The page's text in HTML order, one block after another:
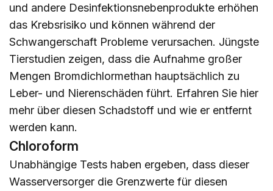
und andere Desinfektionsnebenprodukte erhöhen
das Krebsrisiko und können während der
Schwangerschaft Probleme verursachen. Jüngste
Tierstudien zeigen, dass die Aufnahme großer
Mengen Bromdichlormethan hauptsächlich zu
Leber- und Nierenschäden führt. Erfahren Sie hier
mehr über diesen Schadstoff und wie er entfernt
werden kann.
Chloroform
Unabhängige Tests haben ergeben, dass dieser
Wasserversorger die Grenzwerte für diesen